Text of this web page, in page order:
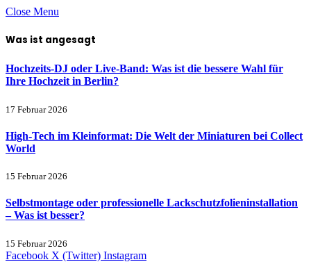
Close Menu
Was ist angesagt
Hochzeits-DJ oder Live-Band: Was ist die bessere Wahl für
Ihre Hochzeit in Berlin?
17 Februar 2026
High-Tech im Kleinformat: Die Welt der Miniaturen bei Collect
World
15 Februar 2026
Selbstmontage oder professionelle Lackschutzfolieninstallation
– Was ist besser?
15 Februar 2026
Facebook X (Twitter) Instagram